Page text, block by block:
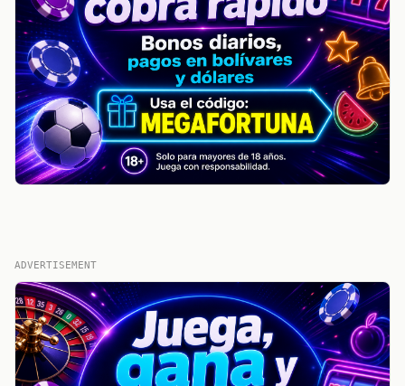
ADVERTISEMENT